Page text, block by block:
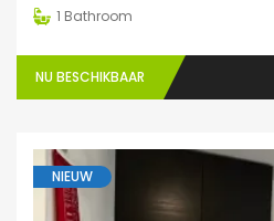
1 Bathroom
NU BESCHIKBAAR
NIEUW